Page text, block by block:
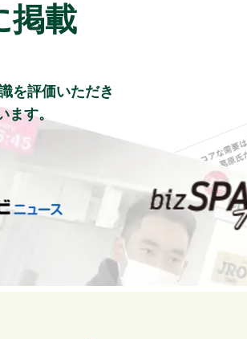
掲載
を評価いただき
す。